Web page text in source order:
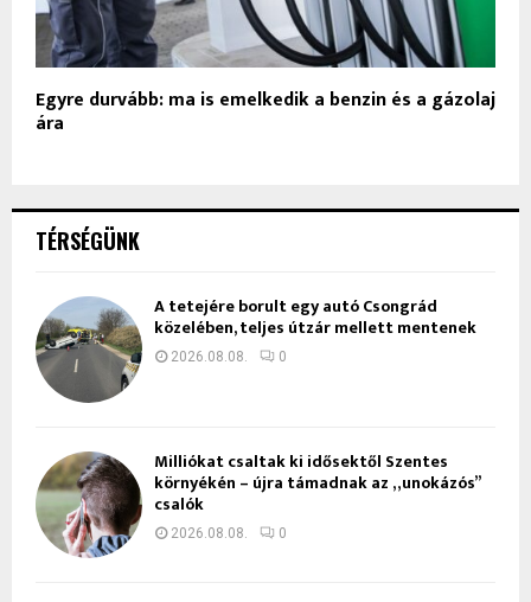
Egyre durvább: ma is emelkedik a benzin és a gázolaj
ára
TÉRSÉGÜNK
A tetejére borult egy autó Csongrád
közelében, teljes útzár mellett mentenek
2026.08.08. 0
Milliókat csaltak ki idősektől Szentes
környékén – újra támadnak az „unokázós”
csalók
2026.08.08. 0